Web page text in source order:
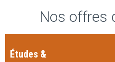
Nos offres
Études &